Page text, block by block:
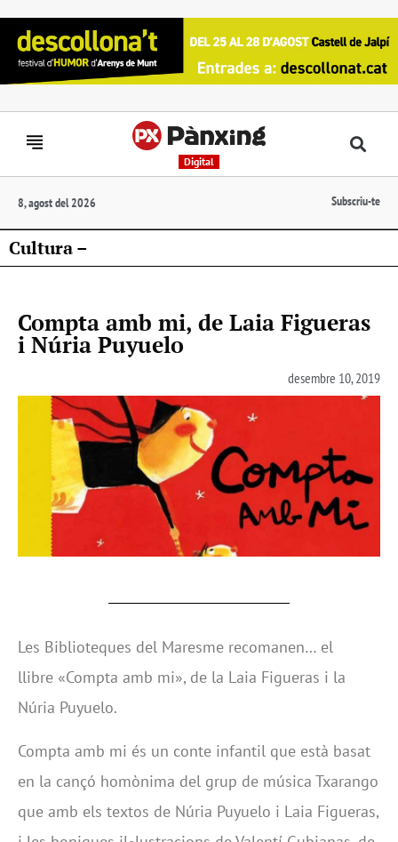
Digital
8, agost del 2026 Subscriu-te
Cultura –
Compta amb mi, de Laia Figueras
i Núria Puyuelo
desembre 10, 2019
Les Biblioteques del Maresme recomanen… el
llibre «Compta amb mi», de la Laia Figueras i la
Núria Puyuelo.
Compta amb mi és un conte infantil que està basat
en la cançó homònima del grup de música Txarango
que amb els textos de Núria Puyuelo i Laia Figueras,